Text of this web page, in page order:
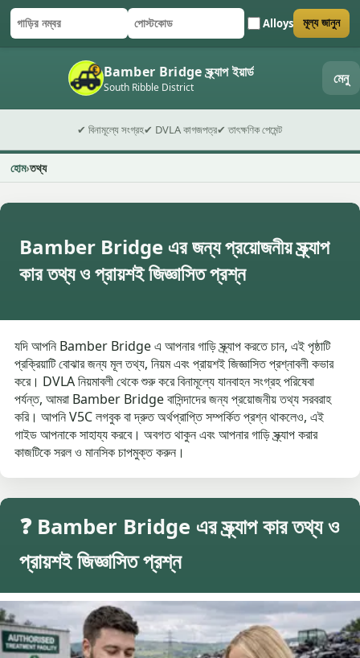
গাড়ির নম্বর
পোস্টকোড Alloys
ফর্ম জমা দিন মূল্য জানুন
Bamber Bridge স্ক্র্যাপ ইয়ার্ড
South Ribble District মেনু
✔ বিনামূল্যে সংগ্রহ✔ DVLA কাগজপত্র✔ তাৎক্ষণিক পেমেন্ট
হোম তথ্য
Bamber Bridge এর জন্য প্রয়োজনীয় স্ক্র্যাপ
কার তথ্য ও প্রায়শই জিজ্ঞাসিত প্রশ্ন
যদি আপনি Bamber Bridge এ আপনার গাড়ি স্ক্র্যাপ করতে চান, এই পৃষ্ঠাটি
প্রক্রিয়াটি বোঝার জন্য মূল তথ্য, নিয়ম এবং প্রায়শই জিজ্ঞাসিত প্রশ্নাবলী কভার
করে। DVLA নিয়মাবলী থেকে শুরু করে বিনামূল্যে যানবাহন সংগ্রহ পরিষেবা
পর্যন্ত, আমরা Bamber Bridge বাসিন্দাদের জন্য প্রয়োজনীয় তথ্য সরবরাহ
করি। আপনি V5C লগবুক বা দ্রুত অর্থপ্রাপ্তি সম্পর্কিত প্রশ্ন থাকলেও, এই
গাইড আপনাকে সাহায্য করবে। অবগত থাকুন এবং আপনার গাড়ি স্ক্র্যাপ করার
কাজটিকে সরল ও মানসিক চাপমুক্ত করুন।
❓ Bamber Bridge এর স্ক্র্যাপ কার তথ্য ও
প্রায়শই জিজ্ঞাসিত প্রশ্ন